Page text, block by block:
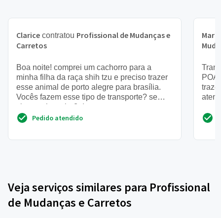
Clarice contratou Profissional de Mudanças e
Carretos
Boa noite! comprei um cachorro para a
minha filha da raça shih tzu e preciso trazer
esse animal de porto alegre para brasília.
Vocês fazem esse tipo de transporte? se
sim, qual o valor? d...
Pedido atendido
Veja serviços similares para Profissional
de Mudanças e Carretos